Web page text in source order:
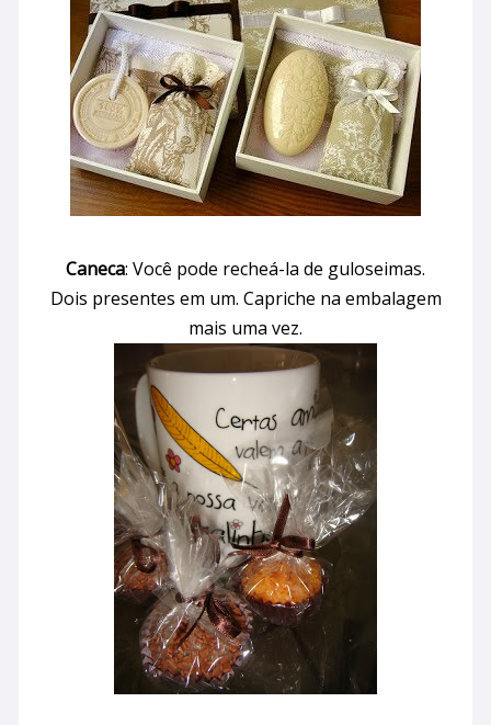
Caneca: Você pode recheá-la de guloseimas.
Dois presentes em um. Capriche na embalagem
mais uma vez.